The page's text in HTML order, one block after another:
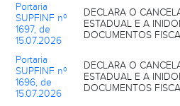
Portaria
SUPFINF nº
1697, de
15.07.2026
DECLARA O
ESTADUAL E A
DOCUMENTOS
Portaria
SUPFINF nº
1696, de
15.07.2026
DECLARA O
ESTADUAL E A
DOCUMENTOS